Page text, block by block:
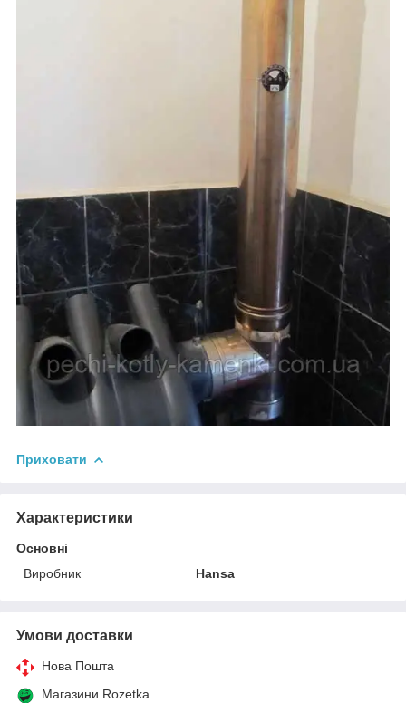
Приховати
Характеристики
Основні
Виробник
Hansa
Умови доставки
Нова Пошта
Магазини Rozetka